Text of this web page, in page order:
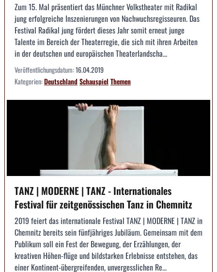
Zum 15. Mal präsentiert das Münchner Volkstheater mit Radikal
jung erfolgreiche Inszenierungen von Nachwuchsregisseuren. Das
Festival Radikal jung fördert dieses Jahr somit erneut junge
Talente im Bereich der Theaterregie, die sich mit ihren Arbeiten
in der deutschen und europäischen Theaterlandscha...
Veröffentlichungsdatum:16.04.2019
Kategorien:DeutschlandSchauspiel Themen
TANZ | MODERNE | TANZ - Internationales
Festival für zeitgenössischen Tanz in Chemnitz
2019 feiert das internationale Festival TANZ | MODERNE | TANZ in
Chemnitz bereits sein fünfjähriges Jubiläum. Gemeinsam mit dem
Publikum soll ein Fest der Bewegung, der Erzählungen, der
kreativen Höhen-flüge und bildstarken Erlebnisse entstehen, das
einer Kontinent-übergreifenden, unvergesslichen Re...